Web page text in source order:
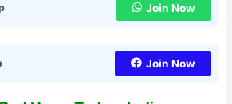
Join Now
Join Now